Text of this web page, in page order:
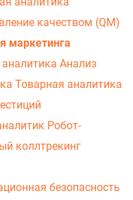
качеством (QM)
маркетинга
Анализ
Товарная аналитика
Робот-
коллтрекинг
безопасность